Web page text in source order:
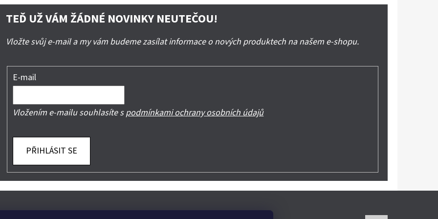
TEĎ UŽ VÁM ŽÁDNÉ NOVINKY NEUTEČOU!
Vložte svůj e-mail a my vám budeme zasílat informace o nových produktech na našem e-shopu.
E-mail
Vložením e-mailu souhlasíte spodmínkami ochrany osobních údajů
PŘIHLÁSIT SE